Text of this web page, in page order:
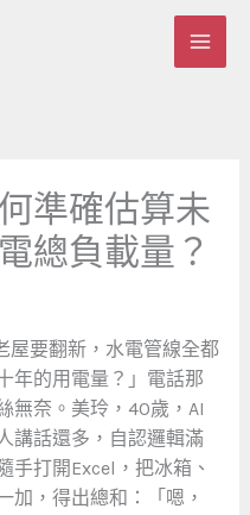
準確估算未
總負載量？
屋要翻新，水電管線全都
年的用電量？」電話那
無奈。美玲，40歲，AI
講話還多，自認邏輯滿
手打開Excel，把冰箱、
加，得出總和：「嗯，